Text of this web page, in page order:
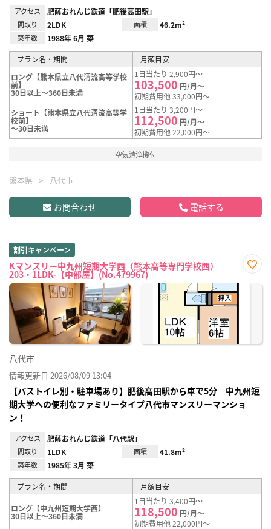
アクセス 肥薩おれんじ鉄道「肥後高田駅」
間取り 2LDK 面積 46.2m²
築年数 1988年 6月 築
プラン名・期間
月額目安
ロング【熊本県立八代清流高等学校
前】
30日以上～360日未満
1日当たり 2,900円～
103,500 円/月～
初期費用他 33,000円～
ショート【熊本県立八代清流高等学
校前】
～30日未満
1日当たり 3,200円～
112,500 円/月～
初期費用他 22,000円～
空気清浄機付
熊本県 八代市
お問合わせ 電話する
割引キャンペーン
Kマンスリー中九州短期大学西（熊本高等専門学校西）
203・1LDK-【中部屋】(No.479967)
に入
八代市
情報更新日 2026/08/09 13:04
【バストイレ別・駐車場あり】肥後高田駅から車で5分 中九州短
期大学への便利なファミリータイプ八代市マンスリーマンショ
ン！
アクセス 肥薩おれんじ鉄道「八代駅」
間取り 1LDK 面積 41.8m²
築年数 1985年 3月 築
プラン名・期間 月額目安
ロング【中九州短期大学西】
30日以上～360日未満
1日当たり 3,400円～
118,500 円/月～
初期費用他 22,000円～